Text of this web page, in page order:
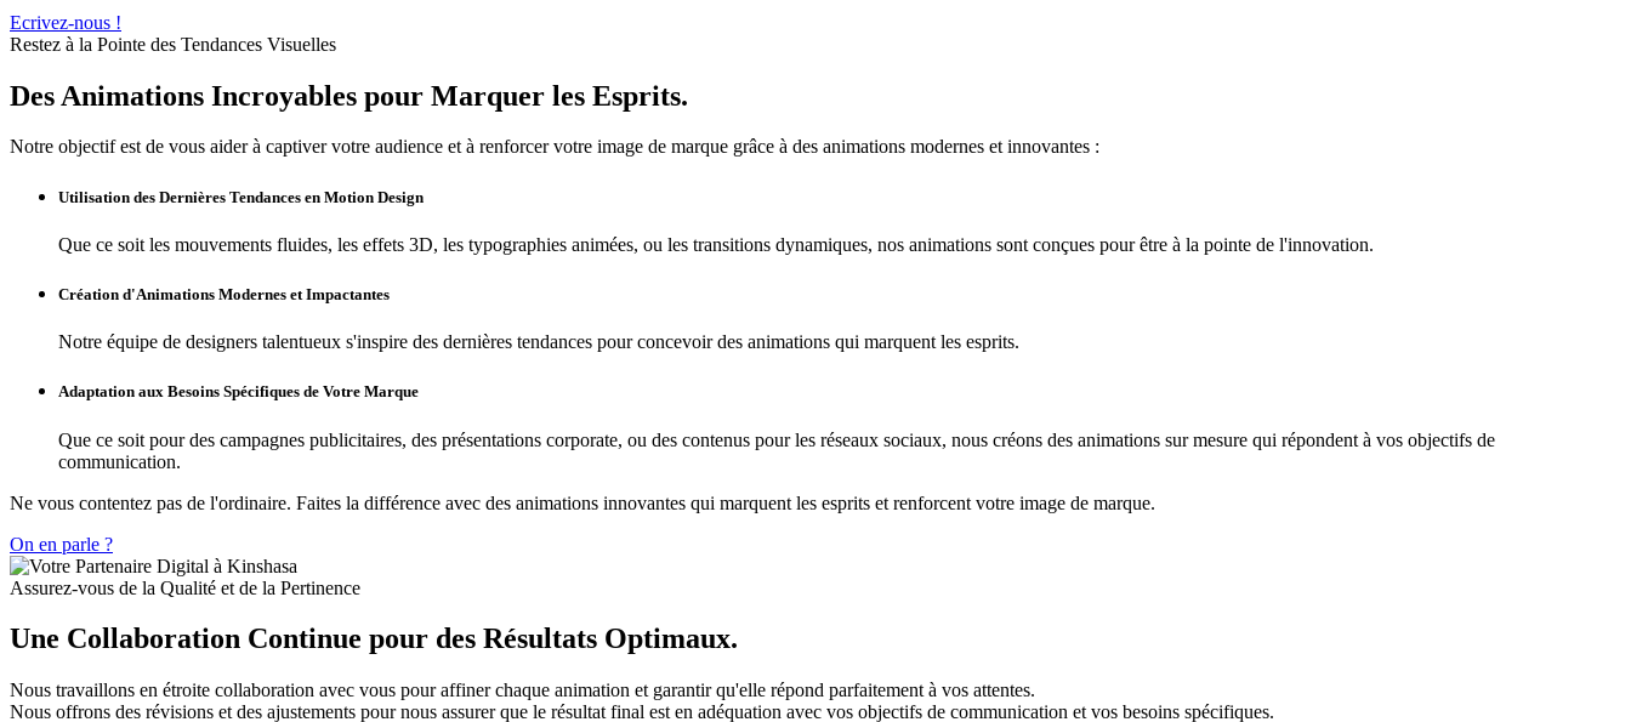
Ecrivez-nous !
Restez à la Pointe des Tendances Visuelles
Des Animations Incroyables pour Marquer les Esprits.
Notre objectif est de vous aider à captiver votre audience et à renforcer votre image de marque grâce à des animations modernes et innovantes :
Utilisation des Dernières Tendances en Motion Design
Que ce soit les mouvements fluides, les effets 3D, les typographies animées, ou les transitions dynamiques, nos animations sont conçues pour être à la pointe de l'innovation.
Création d'Animations Modernes et Impactantes
Notre équipe de designers talentueux s'inspire des dernières tendances pour concevoir des animations qui marquent les esprits.
Adaptation aux Besoins Spécifiques de Votre Marque
Que ce soit pour des campagnes publicitaires, des présentations corporate, ou des contenus pour les réseaux sociaux, nous créons des animations sur mesure qui répondent à vos objectifs de
communication.
Ne vous contentez pas de l'ordinaire. Faites la différence avec des animations innovantes qui marquent les esprits et renforcent votre image de marque.
On en parle ?
Assurez-vous de la Qualité et de la Pertinence
Une Collaboration Continue pour des Résultats Optimaux.
Nous travaillons en étroite collaboration avec vous pour affiner chaque animation et garantir qu'elle répond parfaitement à vos attentes.
Nous offrons des révisions et des ajustements pour nous assurer que le résultat final est en adéquation avec vos objectifs de communication et vos besoins spécifiques.